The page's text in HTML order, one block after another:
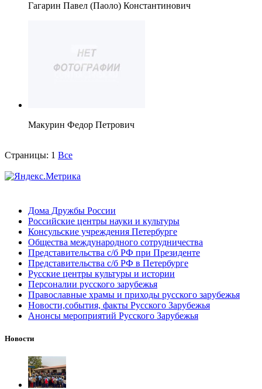
Гагарин Павел (Паоло) Константинович
Макурин Федор Петрович
Страницы: 1 Все
Дома Дружбы России
Российские центры науки и культуры
Консульские учреждения Петербурге
Общества международного сотрудничества
Представительства с/б РФ при Президенте
Представительства с/б РФ в Петербурге
Русские центры культуры и истории
Персоналии русского зарубежья
Православные храмы и приходы русского зарубежья
Новости,события, факты Русского Зарубежья
Анонсы мероприятий Русского Зарубежья
Новости